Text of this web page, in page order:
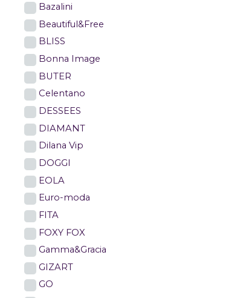
Bazalini
Beautiful&Free
BLISS
Bonna Image
BUTER
Celentano
DESSEES
DIAMANT
Dilana Vip
DOGGI
EOLA
Euro-moda
FITA
FOXY FOX
Gamma&Gracia
GIZART
GO